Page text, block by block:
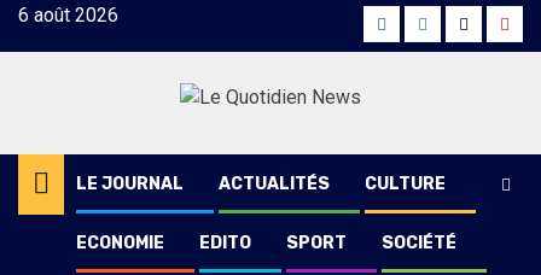
Skip6 août 2026 FacebookInstagram
Twitter
LE JOURNAL ACTUALITÉS CULTURE
ECONOMIE EDITO SPORT SOCIÉTÉ